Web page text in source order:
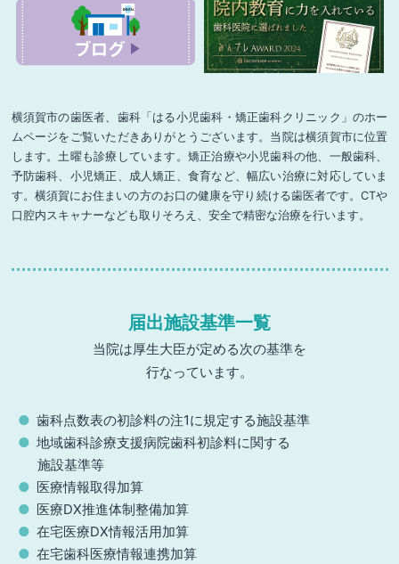
横須賀市の歯医者、歯科「はる小児歯科・矯正歯科クリニック」のホー
ムページをご覧いただきありがとうございます。当院は横須賀市に位置
します。土曜も診療しています。矯正治療や小児歯科の他、一般歯科、
予防歯科、小児矯正、成人矯正、食育など、幅広い治療に対応していま
す。横須賀にお住まいの方のお口の健康を守り続ける歯医者です。CTや
口腔内スキャナーなども取りそろえ、安全で精密な治療を行います。
届出施設基準一覧
当院は厚生大臣が定める次の基準を
行なっています。
歯科点数表の初診料の注1に規定する施設基準
地域歯科診療支援病院歯科初診料に関する
施設基準等
医療情報取得加算
医療DX推進体制整備加算
在宅医療DX情報活用加算
在宅歯科医療情報連携加算